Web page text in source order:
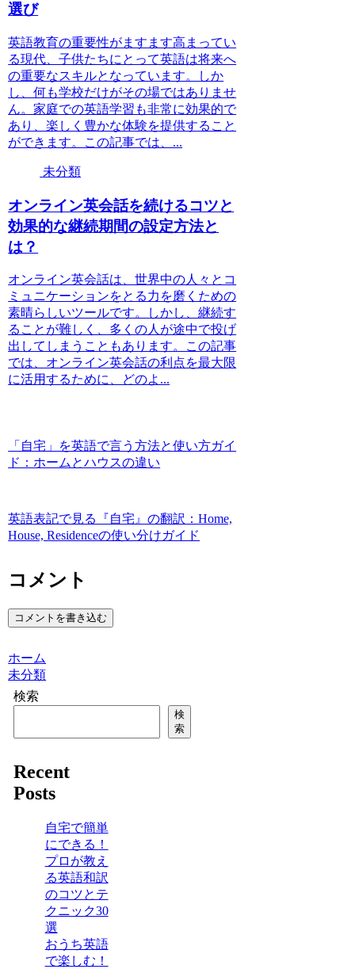
選び
英語教育の重要性がますます高まってい
る現代、子供たちにとって英語は将来へ
の重要なスキルとなっています。しか
し、何も学校だけがその場ではありませ
ん。家庭での英語学習も非常に効果的で
あり、楽しく豊かな体験を提供すること
ができます。この記事では、...
未分類
オンライン英会話を続けるコツと
効果的な継続期間の設定方法と
は？
オンライン英会話は、世界中の人々とコ
ミュニケーションをとる力を磨くための
素晴らしいツールです。しかし、継続す
ることが難しく、多くの人が途中で投げ
出してしまうこともあります。この記事
では、オンライン英会話の利点を最大限
に活用するために、どのよ...
「自宅」を英語で言う方法と使い方ガイ
ド：ホームとハウスの違い
英語表記で見る『自宅』の翻訳：Home,
House, Residenceの使い分けガイド
コメント
コメントを書き込む
ホーム
未分類
検索
検
索
Recent
Posts
自宅で簡単
にできる！
プロが教え
る英語和訳
のコツとテ
クニック30
選
おうち英語
で楽しむ！